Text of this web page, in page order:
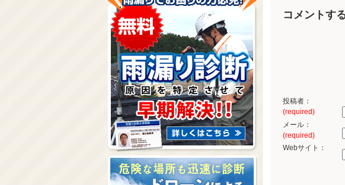
コメントす
投稿者：
(required)
メール：
(required)
Webサイト：